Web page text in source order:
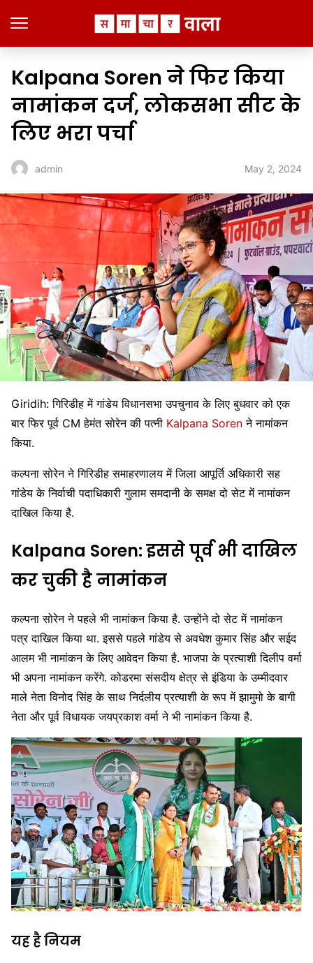
Kalpana Soren ने फिर किया
नामांकन दर्ज, लोकसभा सीट के
लिए भरा पर्चा
admin May 2, 2024
Giridih: गिरिडीह में गांडेय विधानसभा उपचुनाव के लिए बुधवार को एक
बार फिर पूर्व CM हेमंत सोरेन की पत्नी Kalpana Soren ने नामांकन
किया.
कल्पना सोरेन ने गिरिडीह समाहरणालय में जिला आपूर्ति अधिकारी सह
गांडेय के निर्वाची पदाधिकारी गुलाम समदानी के समक्ष दो सेट में नामांकन
दाखिल किया है.
Kalpana Soren: इससे पूर्व भी दाखिल
कर चुकी है नामांकन
कल्पना सोरेन ने पहले भी नामांकन किया है. उन्होंने दो सेट में नामांकन
पत्र दाखिल किया था. इससे पहले गांडेय से अवधेश कुमार सिंह और सईद
आलम भी नामांकन के लिए आवेदन किया है. भाजपा के प्रत्याशी दिलीप वर्मा
भी अपना नामांकन करेंगे. कोडरमा संसदीय क्षेत्र से इंडिया के उम्मीदवार
माले नेता विनोद सिंह के साथ निर्दलीय प्रत्याशी के रूप में झामुमो के बागी
नेता और पूर्व विधायक जयप्रकाश वर्मा ने भी नामांकन किया है.
यह है नियम